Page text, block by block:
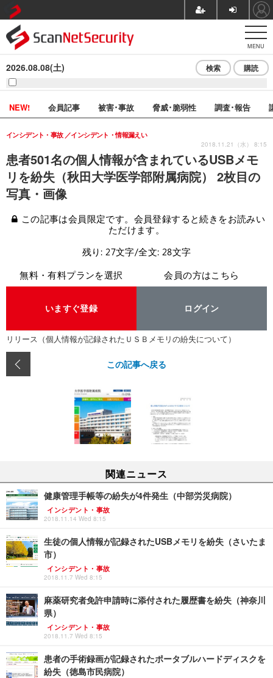
MENU
2026.08.08(土) 検索 購読
NEW! 会員記事 被害･事故 脅威･脆弱性 調査･報告
患者501名の個人情報が含まれているUSBメモ
リを紛失（秋田大学医学部附属病院） 2枚目の
写真・画像
インシデント・事故 インシデント・情報漏えい
2018.11.21（水） 8:15
この記事は会員限定です。会員登録すると続きをお読みい
ただけます。
残り: 27文字/全文: 28文字
無料・有料プランを選択
いますぐ登録
会員の方はこちら
ログイン
リリース（個人情報が記録されたＵＳＢメモリの紛失について）
この記事へ戻る
関連ニュース
健康管理手帳等の紛失が4件発生（中部労災病院）
インシデント・事故
2018.11.14 Wed 8:15
生徒の個人情報が記録されたUSBメモリを紛失（さいたま
市）
インシデント・事故
2018.11.7 Wed 8:15
麻薬研究者免許申請時に添付された履歴書を紛失（神奈川
県）
インシデント・事故
2018.11.7 Wed 8:15
患者の手術録画が記録されたポータブルハードディスクを
紛失（徳島市民病院）